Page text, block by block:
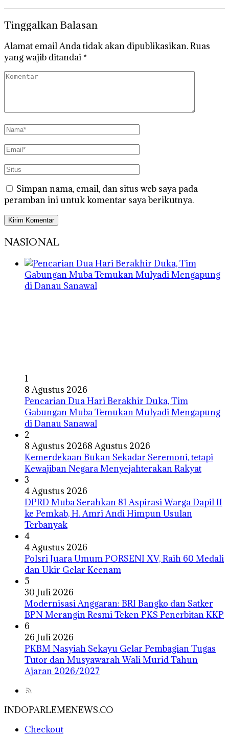
Tinggalkan Balasan
Alamat email Anda tidak akan dipublikasikan.Ruas
yang wajib ditandai *
Simpan nama, email, dan situs web saya pada
peramban ini untuk komentar saya berikutnya.
NASIONAL
1
8 Agustus 2026
Pencarian Dua Hari Berakhir Duka, Tim
Gabungan Muba Temukan Mulyadi Mengapung
di Danau Sanawal
2
8 Agustus 20268 Agustus 2026
Kemerdekaan Bukan Sekadar Seremoni, tetapi
Kewajiban Negara Menyejahterakan Rakyat
3
4 Agustus 2026
DPRD Muba Serahkan 81 Aspirasi Warga Dapil II
ke Pemkab, H. Amri Andi Himpun Usulan
Terbanyak
4
4 Agustus 2026
Polsri Juara Umum PORSENI XV, Raih 60 Medali
dan Ukir Gelar Keenam
5
30 Juli 2026
Modernisasi Anggaran: BRI Bangko dan Satker
BPN Merangin Resmi Teken PKS Penerbitan KKP
6
26 Juli 2026
PKBM Nasyiah Sekayu Gelar Pembagian Tugas
Tutor dan Musyawarah Wali Murid Tahun
Ajaran 2026/2027
INDOPARLEMENEWS.CO
Checkout